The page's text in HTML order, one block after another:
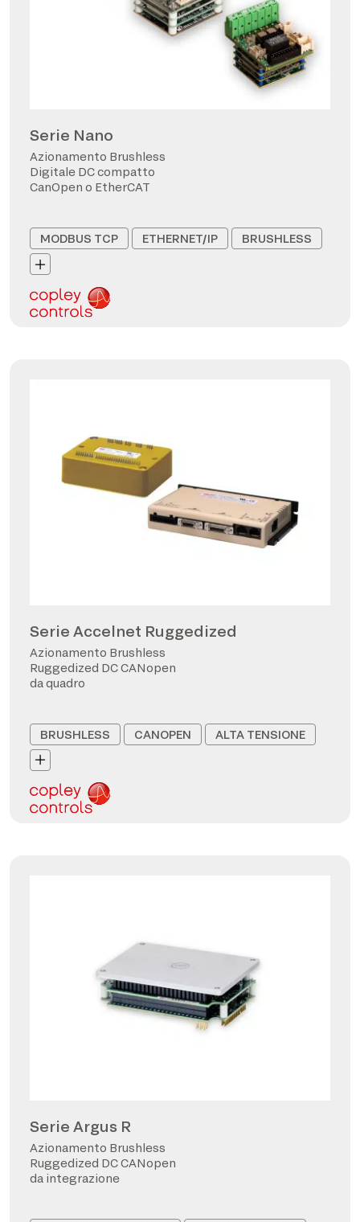
Serie Nano
Azionamento Brushless
Digitale DC compatto
CanOpen o EtherCAT
MODBUS TCP ETHERNET/IP BRUSHLESS
Serie Accelnet Ruggedized
Azionamento Brushless
Ruggedized DC CANopen
da quadro
BRUSHLESS CANOPEN ALTA TENSIONE
Serie Argus R
Azionamento Brushless
Ruggedized DC CANopen
da integrazione